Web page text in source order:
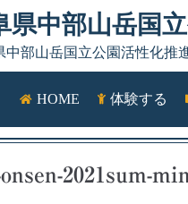
県中部山岳国
中部山岳国立公園活性化推
HOME 体験する
2021sum-min